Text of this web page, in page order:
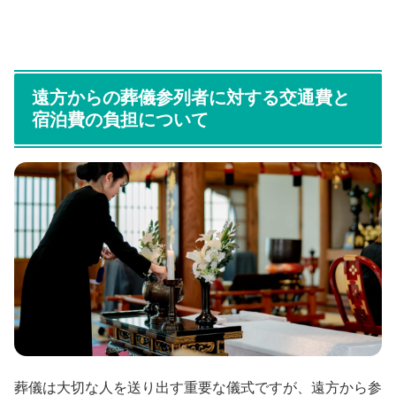
遠方からの葬儀参列者に対する交通費と
宿泊費の負担について
葬儀は大切な人を送り出す重要な儀式ですが、遠方から参